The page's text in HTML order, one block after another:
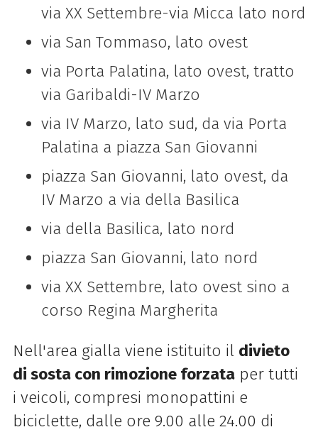
via XX Settembre-via Micca lato nord
via San Tommaso, lato ovest
via Porta Palatina, lato ovest, tratto
via Garibaldi-IV Marzo
via IV Marzo, lato sud, da via Porta
Palatina a piazza San Giovanni
piazza San Giovanni, lato ovest, da
IV Marzo a via della Basilica
via della Basilica, lato nord
piazza San Giovanni, lato nord
via XX Settembre, lato ovest sino a
corso Regina Margherita
Nell'area gialla viene istituito il divieto
di sosta con rimozione forzataper tutti
i veicoli, compresi monopattini e
biciclette, dalle ore 9.00 alle 24.00 di